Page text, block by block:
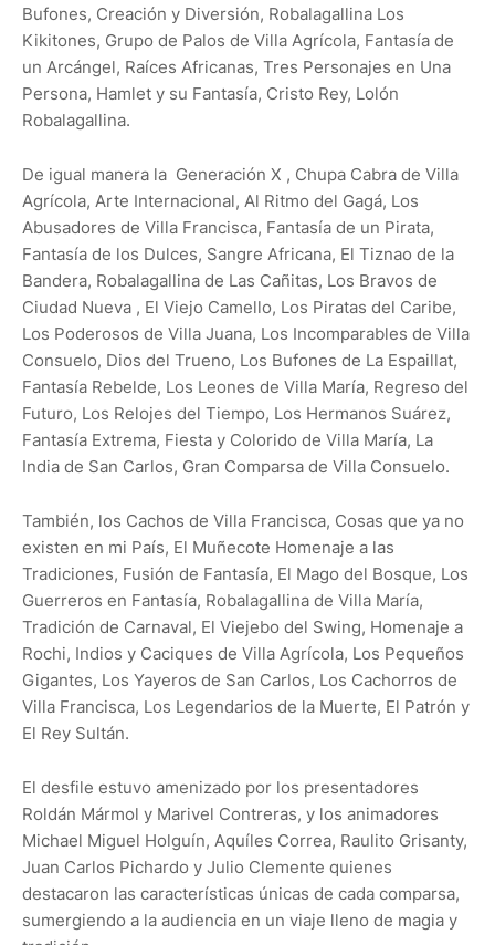
Bufones, Creación y Diversión, Robalagallina Los
Kikitones, Grupo de Palos de Villa Agrícola, Fantasía de
un Arcángel, Raíces Africanas, Tres Personajes en Una
Persona, Hamlet y su Fantasía, Cristo Rey, Lolón
Robalagallina.
De igual manera la Generación X , Chupa Cabra de Villa
Agrícola, Arte Internacional, Al Ritmo del Gagá, Los
Abusadores de Villa Francisca, Fantasía de un Pirata,
Fantasía de los Dulces, Sangre Africana, El Tiznao de la
Bandera, Robalagallina de Las Cañitas, Los Bravos de
Ciudad Nueva , El Viejo Camello, Los Piratas del Caribe,
Los Poderosos de Villa Juana, Los Incomparables de Villa
Consuelo, Dios del Trueno, Los Bufones de La Espaillat,
Fantasía Rebelde, Los Leones de Villa María, Regreso del
Futuro, Los Relojes del Tiempo, Los Hermanos Suárez,
Fantasía Extrema, Fiesta y Colorido de Villa María, La
India de San Carlos, Gran Comparsa de Villa Consuelo.
También, los Cachos de Villa Francisca, Cosas que ya no
existen en mi País, El Muñecote Homenaje a las
Tradiciones, Fusión de Fantasía, El Mago del Bosque, Los
Guerreros en Fantasía, Robalagallina de Villa María,
Tradición de Carnaval, El Viejebo del Swing, Homenaje a
Rochi, Indios y Caciques de Villa Agrícola, Los Pequeños
Gigantes, Los Yayeros de San Carlos, Los Cachorros de
Villa Francisca, Los Legendarios de la Muerte, El Patrón y
El Rey Sultán.
El desfile estuvo amenizado por los presentadores
Roldán Mármol y Marivel Contreras, y los animadores
Michael Miguel Holguín, Aquíles Correa, Raulito Grisanty,
Juan Carlos Pichardo y Julio Clemente quienes
destacaron las características únicas de cada comparsa,
sumergiendo a la audiencia en un viaje lleno de magia y